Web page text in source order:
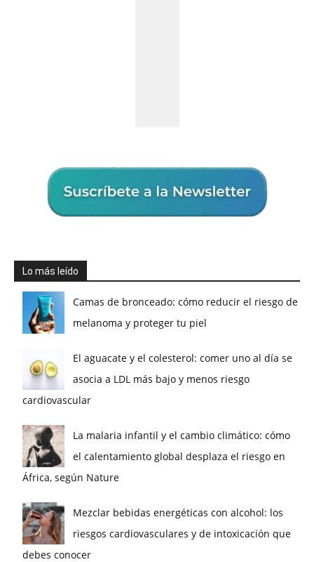
Lo más leído
Camas de bronceado: cómo reducir el riesgo de
melanoma y proteger tu piel
El aguacate y el colesterol: comer uno al día se
asocia a LDL más bajo y menos riesgo
cardiovascular
La malaria infantil y el cambio climático: cómo
el calentamiento global desplaza el riesgo en
África, según Nature
Mezclar bebidas energéticas con alcohol: los
riesgos cardiovasculares y de intoxicación que
debes conocer